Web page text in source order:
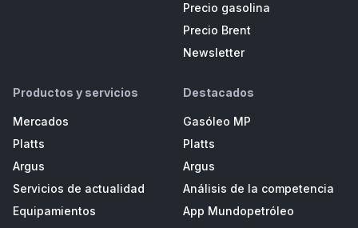
Precio gasolina
Precio Brent
Newsletter
Productos y servicios
Mercados
Platts
Argus
Servicios de actualidad
Equipamientos
Destacados
Gasóleo MP
Platts
Argus
Análisis de la competencia
App Mundopetróleo